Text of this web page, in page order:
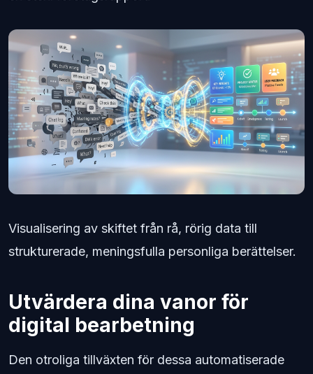
Visualisering av skiftet från rå, rörig data till
strukturerade, meningsfulla personliga berättelser.
Utvärdera dina vanor för
digital bearbetning
Den otroliga tillväxten för dessa automatiserade